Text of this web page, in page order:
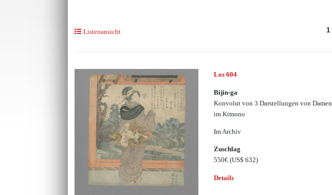
Listenansicht 1
Los 604
Bijin-ga
Konvolut von 3 Darstellungen von Damen
im Kimono
Im Archiv
Zuschlag
550€(US$ 632)
Details